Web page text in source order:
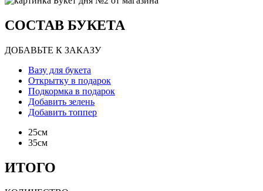
СОСТАВ БУКЕТА
ДОБАВЬТЕ К ЗАКАЗУ
Вазу для букета
Открытку в подарок
Подкормка в подарок
Добавить зелень
Добавить топпер
25см
35см
ИТОГО